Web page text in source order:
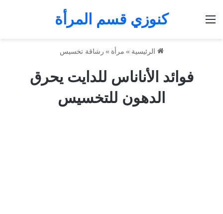
كنوزي قسم المرأة
الرئيسية » مرأة » رشاقة تخسيس
فوائد الأناناس للدايت يحرق
الدهون للتخسيس